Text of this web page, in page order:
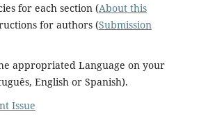
for each section (About this
for authors (Submission
appropriated Language on your
English or Spanish).
Issue